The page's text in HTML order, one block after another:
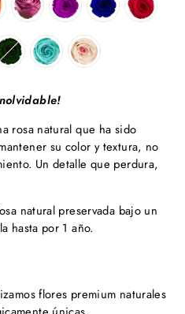
rosa natural que ha sido
su color y textura, no
Un detalle que perdura,
natural preservada bajo un
hasta por 1 año.
flores premium naturales